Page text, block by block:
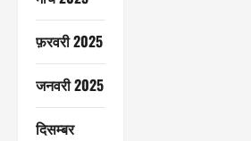
फ़रवरी 2025
जनवरी 2025
दिसम्बर